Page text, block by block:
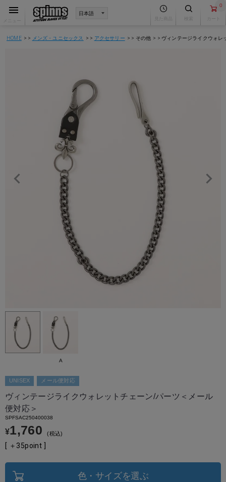
0
HOME メンズ・ユニセックス アクセサリー その他 ヴィンテージライクウォレ
UNISEX メール便対応
ヴィンテージライクウォレットチェーン/パーツ＜メール
便対応＞
SPFSAC250400038
¥1,760 税込
[ ＋ 35point ]
色・サイズを選ぶ
A